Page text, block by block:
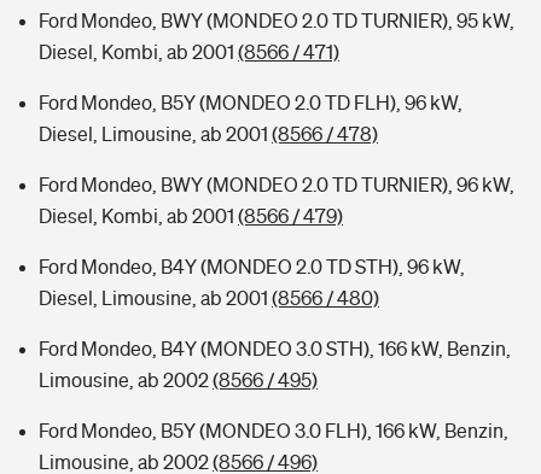
Ford Mondeo, BWY (MONDEO 2.0 TD TURNIER), 95 kW,
Diesel, Kombi, ab 2001 (8566 / 471)
Ford Mondeo, B5Y (MONDEO 2.0 TD FLH), 96 kW,
Diesel, Limousine, ab 2001 (8566 / 478)
Ford Mondeo, BWY (MONDEO 2.0 TD TURNIER), 96 kW,
Diesel, Kombi, ab 2001 (8566 / 479)
Ford Mondeo, B4Y (MONDEO 2.0 TD STH), 96 kW,
Diesel, Limousine, ab 2001 (8566 / 480)
Ford Mondeo, B4Y (MONDEO 3.0 STH), 166 kW, Benzin,
Limousine, ab 2002(8566 / 495)
Ford Mondeo, B5Y (MONDEO 3.0 FLH), 166 kW, Benzin,
Limousine, ab 2002(8566 / 496)